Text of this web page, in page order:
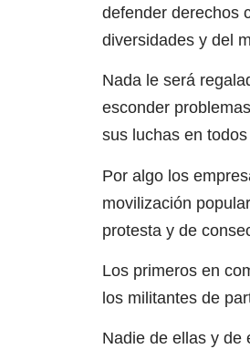
defender derechos
diversidades y del
Nada le será
esconder
sus luchas en
Por algo los
movilización
protesta y de
Los primeros en
los militantes de
Nadie de ellas y de